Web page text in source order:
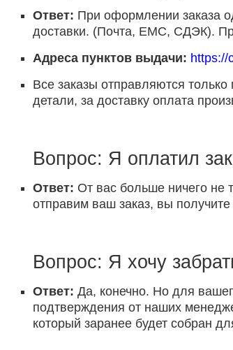
Ответ: При оформлении заказа
доставки. (Почта, ЕМС, СДЭК).
Адреса пунктов выдачи: https://
Все заказы отправляются
детали, за доставку оплата
Вопрос: Я оплатил
Ответ: От вас больше ничего не
отправим ваш заказ, вы
Вопрос: Я хочу
Ответ: Да, конечно. Но для
подтверждения от наших
который заранее будет собран